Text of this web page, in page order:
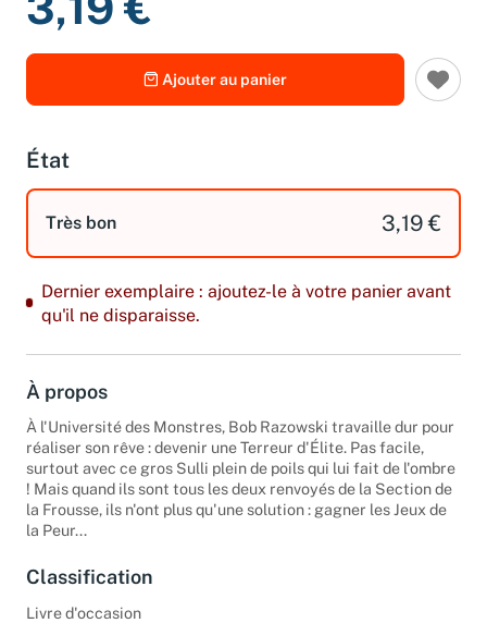
Ajouter au panier
État
Très bon 3,19 €
Dernier exemplaire : ajoutez-le à votre panier avant
qu'il ne disparaisse.
À propos
À l'Université des Monstres, Bob Razowski travaille dur pour
réaliser son rêve : devenir une Terreur d'Élite. Pas facile,
surtout avec ce gros Sulli plein de poils qui lui fait de l'ombre
! Mais quand ils sont tous les deux renvoyés de la Section de
la Frousse, ils n'ont plus qu'une solution : gagner les Jeux de
la Peur...
Classification
Livre d'occasion